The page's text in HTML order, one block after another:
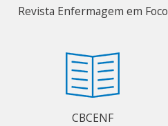
Revista Enfermagem em Foco
CBCENF